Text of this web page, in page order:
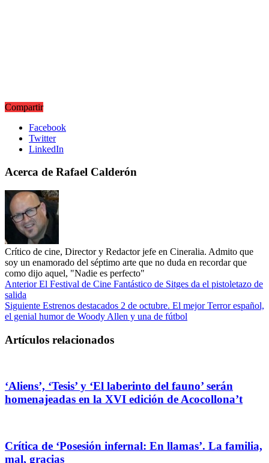
Compartir
Facebook
Twitter
LinkedIn
Acerca de Rafael Calderón
Crítico de cine, Director y Redactor jefe en Cineralia. Admito que
soy un enamorado del séptimo arte que no duda en recordar que
como dijo aquel, "Nadie es perfecto"
AnteriorEl Festival de Cine Fantástico de Sitges da el pistoletazo de
salida
Siguiente Estrenos destacados 2 de octubre. El mejor Terror español,
el genial humor de Woody Allen y una de fútbol
Artículos relacionados
‘Aliens’, ‘Tesis’ y ‘El laberinto del fauno’ serán
homenajeadas en la XVI edición de Acocollona’t
Crítica de ‘Posesión infernal: En llamas’. La familia,
mal, gracias